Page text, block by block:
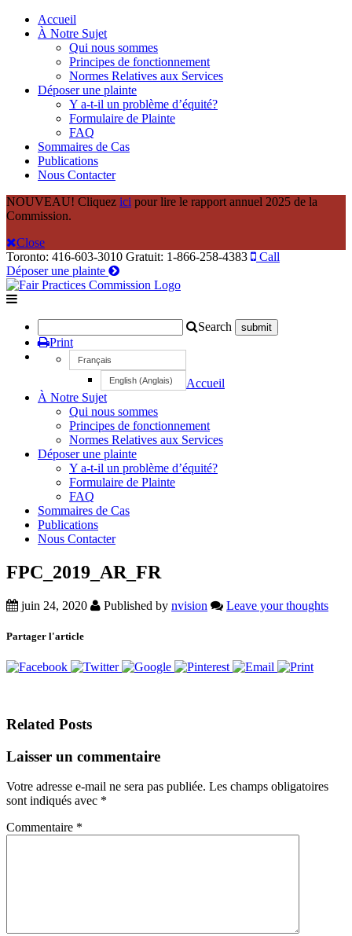
Accueil
À Notre Sujet
Qui nous sommes
Principes de fonctionnement
Normes Relatives aux Services
Déposer une plainte
Y a-t-il un problème d’équité?
Formulaire de Plainte
FAQ
Sommaires de Cas
Publications
Nous Contacter
NOUVEAU! Cliquez ici pour lire le rapport annuel 2025 de la
Commission.
Close
Toronto: 416-603-3010 Gratuit: 1-866-258-4383
Call
Déposer une plainte
Search
Print
Français
English (Anglais)
Accueil
À Notre Sujet
Qui nous sommes
Principes de fonctionnement
Normes Relatives aux Services
Déposer une plainte
Y a-t-il un problème d’équité?
Formulaire de Plainte
FAQ
Sommaires de Cas
Publications
Nous Contacter
FPC_2019_AR_FR
juin 24, 2020 Published by nvision Leave your thoughts
Partager l'article
Related Posts
Laisser un commentaire
Votre adresse e-mail ne sera pas publiée. Les champs obligatoires
sont indiqués avec *
Commentaire *